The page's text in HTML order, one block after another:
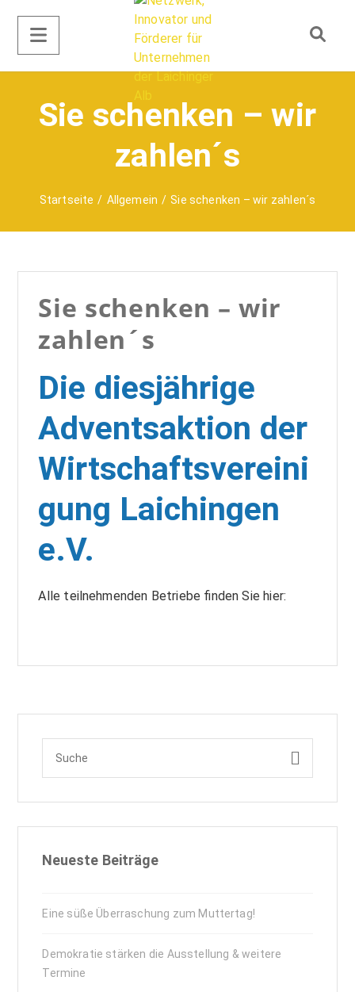
Sie schenken – wir
zahlen´s
Startseite / Allgemein / Sie schenken – wir zahlen´s
Sie schenken – wir
zahlen´s
Die diesjährige
Adventsaktion der
Wirtschaftsvereini
gung Laichingen
e.V.
Alle teilnehmenden Betriebe finden Sie hier:
Neueste Beiträge
Eine süße Überraschung zum Muttertag!
Demokratie stärken die Ausstellung & weitere
Termine